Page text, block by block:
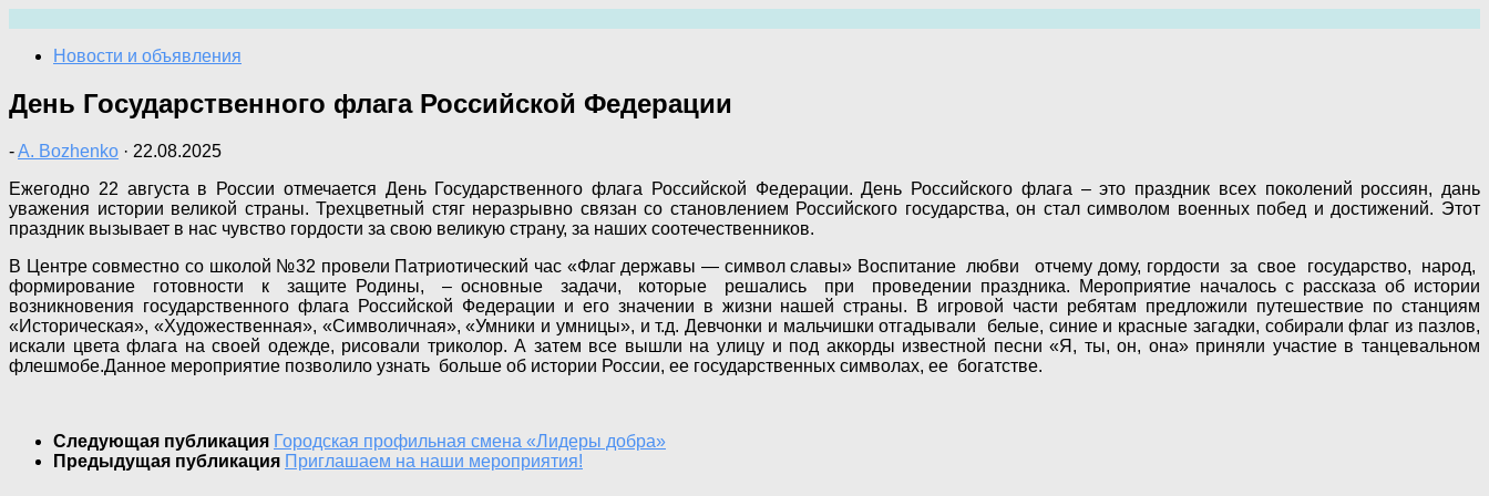
содержимому
Новости и объявления
День Государственного флага Российской Федерации
-A. Bozhenko · 22.08.2025
Ежегодно 22 августа в России отмечается День Государственного флага Российской Федерации. День Российского флага – это праздник всех поколений россиян, дань
уважения истории великой страны. Трехцветный стяг неразрывно связан со становлением Российского государства, он стал символом военных побед и достижений. Этот
праздник вызывает в нас чувство гордости за свою великую страну, за наших соотечественников.
В Центре совместно со школой №32 провели Патриотический час «Флаг державы — символ славы» Воспитание любви отчему дому, гордости за свое государство, народ,
формирование готовности к защите Родины, – основные задачи, которые решались при проведении праздника. Мероприятие началось с рассказа об истории
возникновения государственного флага Российской Федерации и его значении в жизни нашей страны. В игровой части ребятам предложили путешествие по станциям
«Историческая», «Художественная», «Символичная», «Умники и умницы», и т.д. Девчонки и мальчишки отгадывали белые, синие и красные загадки, собирали флаг из пазлов,
искали цвета флага на своей одежде, рисовали триколор. А затем все вышли на улицу и под аккорды известной песни «Я, ты, он, она» приняли участие в танцевальном
флешмобе.Данное мероприятие позволило узнать больше об истории России, ее государственных символах, ее богатстве.
Следующая публикация Городская профильная смена «Лидеры добра»
Предыдущая публикация Приглашаем на наши мероприятия!